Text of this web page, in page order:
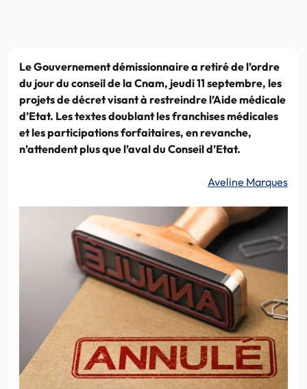
Le Gouvernement démissionnaire a retiré de l’ordre
du jour du conseil de la Cnam, jeudi 11 septembre, les
projets de décret visant à restreindre l’Aide médicale
d’Etat. Les textes doublant les franchises médicales
et les participations forfaitaires, en revanche,
n’attendent plus que l’aval du Conseil d’Etat.
Aveline Marques